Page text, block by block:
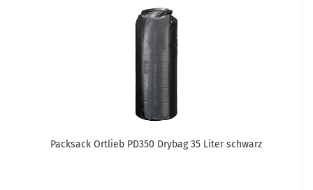
Packsack Ortlieb PD350 Drybag 35 Liter schwarz